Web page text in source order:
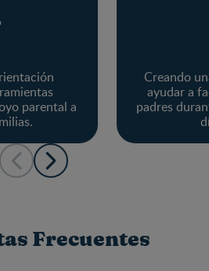
parental a
Creando
ayudar a
padres
Frecuentes